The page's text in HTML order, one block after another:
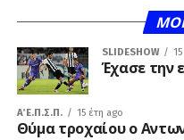
SLIDESHOW
Έχασε την
Α΄ Ε.Π.Σ.Π. 15 έτη ago
Θύμα τροχαίου ο